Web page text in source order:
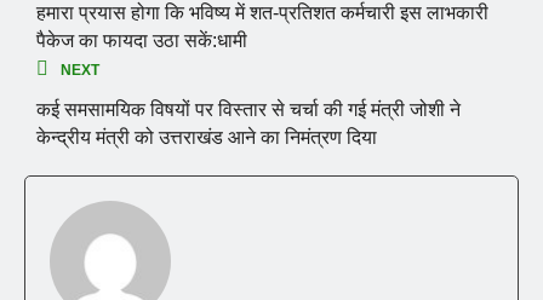
हमारा प्रयास होगा कि भविष्य में शत-प्रतिशत कर्मचारी इस लाभकारी
पैकेज का फायदा उठा सकें:धामी
NEXT
कई समसामयिक विषयों पर विस्तार से चर्चा की गई मंत्री जोशी ने
केन्द्रीय मंत्री को उत्तराखंड आने का निमंत्रण दिया